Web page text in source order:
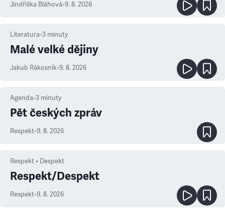
Jindřiška Bláhová•9. 8. 2026
Literatura•3 minuty
Malé velké dějiny
Jakub Rákosník•9. 8. 2026
Agenda•3 minuty
Pět českých zpráv
Respekt•9. 8. 2026
Respekt • Despekt
Respekt/Despekt
Respekt•9. 8. 2026